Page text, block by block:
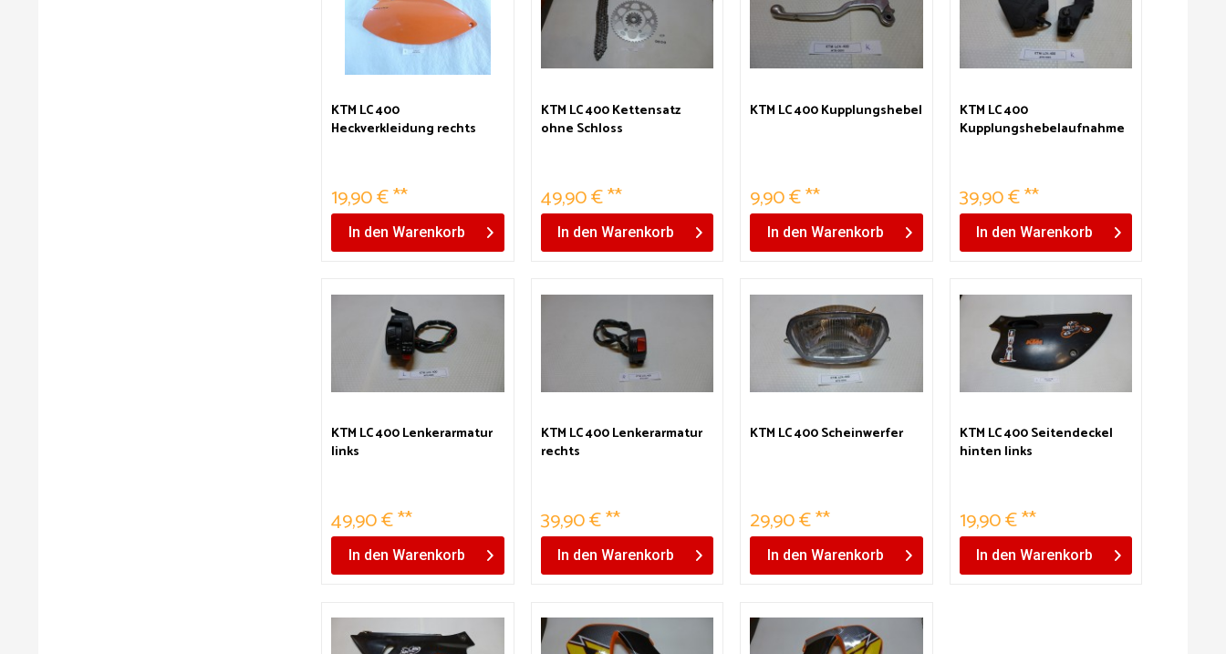
KTM LC 400
Heckverkleidung rechts
19,90 € **
In den Warenkorb
KTM LC 400 Kettensatz
ohne Schloss
49,90 € **
In den Warenkorb
KTM LC 400 Kupplungshebel
9,90 € **
In den Warenkorb
KTM LC 400
Kupplungshebelaufnahme
39,90 € **
In den Warenkorb
KTM LC 400 Lenkerarmatur
links
49,90 € **
In den Warenkorb
KTM LC 400 Lenkerarmatur
rechts
39,90 € **
In den Warenkorb
KTM LC 400 Scheinwerfer
29,90 € **
In den Warenkorb
KTM LC 400 Seitendeckel
hinten links
19,90 € **
In den Warenkorb